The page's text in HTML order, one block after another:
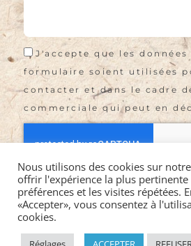
J'accepte que les données
formulaire soient utilisées
contacter et dans le cadre
commerciale qui peut en
Envoyer
©2021 LA VIE EN ROSES EI |Mentions légales|CGV
Nous utilisons des cookies sur
offrir l'expérience la plus
préférences et les visites répétées.
«Accepter», vous consentez à
cookies.